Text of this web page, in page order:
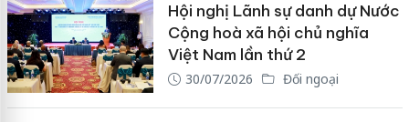
Hội nghị Lãnh sự danh dự Nước
Cộng hoà xã hội chủ nghĩa
Việt Nam lần thứ 2
30/07/2026 Đối ngoại